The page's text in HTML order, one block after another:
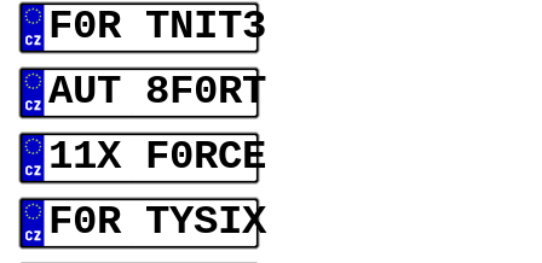
F0R TNIT3
AUT 8F0RT
11X F0RCE
F0R TYSIX